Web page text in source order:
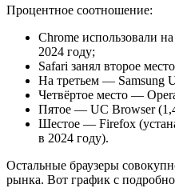
Процентное соотношение:
Chrome использовали
2024 году;
Safari занял второе
На третьем — Samsung
Четвёртое место —
Пятое — UC Browser
Шестое — Firefox
в 2024 году).
Остальные браузеры
рынка. Вот график с